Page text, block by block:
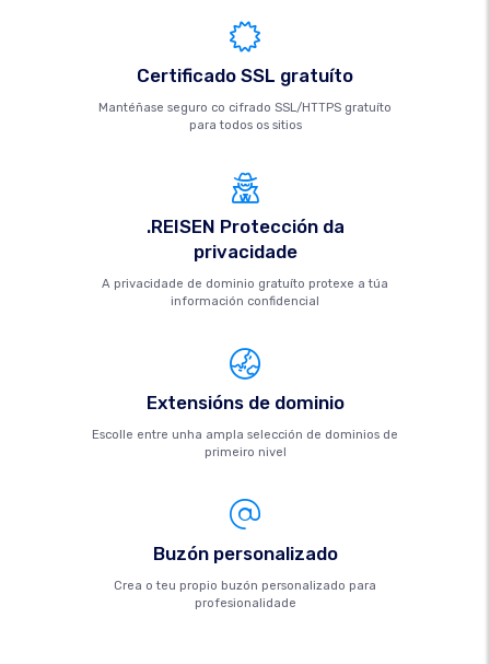
Certificado SSL gratuíto
Mantéñase seguro co cifrado SSL/HTTPS gratuíto
para todos os sitios
.REISEN Protección da
privacidade
A privacidade de dominio gratuíto protexe a túa
información confidencial
Extensións de dominio
Escolle entre unha ampla selección de dominios de
primeiro nivel
Buzón personalizado
Crea o teu propio buzón personalizado para
profesionalidade